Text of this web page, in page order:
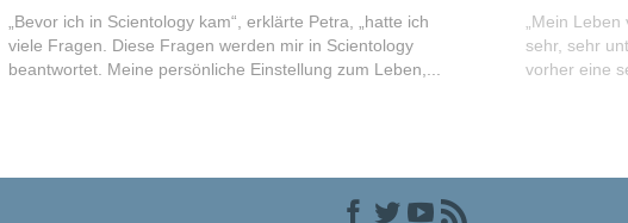
„Bevor ich in Scientology kam“, erklärte Petra, „hatte ich
viele Fragen. Diese Fragen werden mir in Scientology
beantwortet. Meine persönliche Einstellung zum Leben,...
„Mein
sehr, sehr
vorher eine